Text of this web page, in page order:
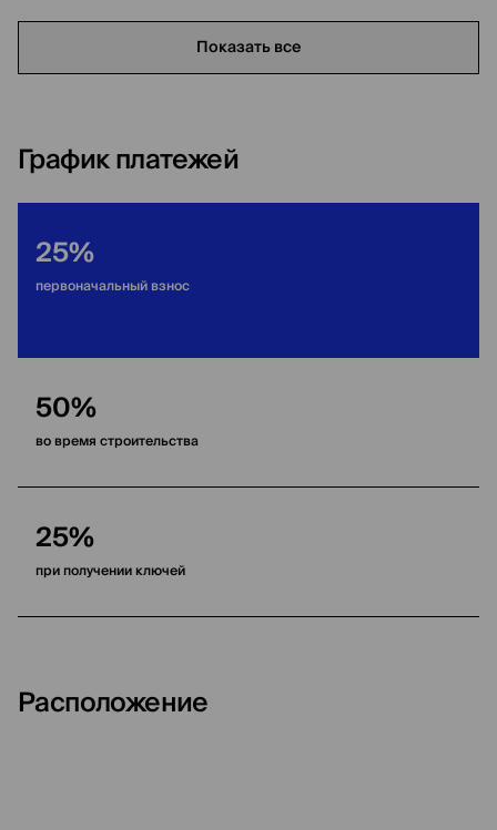
Показать все
График платежей
25%
первоначальный взнос
50%
во время строительства
25%
при получении ключей
Расположение